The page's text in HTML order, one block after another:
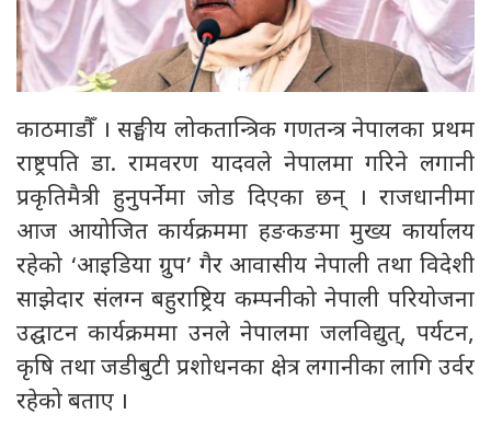
काठमाडौँ । सङ्घीय लोकतान्त्रिक गणतन्त्र नेपालका प्रथम
राष्ट्रपति डा. रामवरण यादवले नेपालमा गरिने लगानी
प्रकृतिमैत्री हुनुपर्नेमा जोड दिएका छन् । राजधानीमा
आज आयोजित कार्यक्रममा हङकङमा मुख्य कार्यालय
रहेको ‘आइडिया ग्रुप’ गैर आवासीय नेपाली तथा विदेशी
साझेदार संलग्न बहुराष्ट्रिय कम्पनीको नेपाली परियोजना
उद्घाटन कार्यक्रममा उनले नेपालमा जलविद्युत्, पर्यटन,
कृषि तथा जडीबुटी प्रशोधनका क्षेत्र लगानीका लागि उर्वर
रहेको बताए ।